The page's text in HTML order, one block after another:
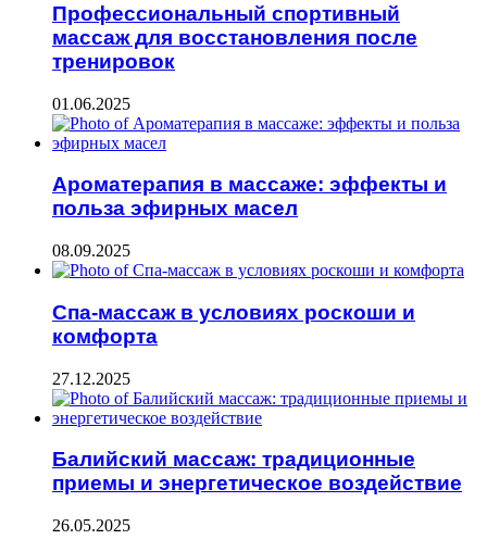
Профессиональный спортивный
массаж для восстановления после
тренировок
01.06.2025
Ароматерапия в массаже: эффекты и
польза эфирных масел
08.09.2025
Спа-массаж в условиях роскоши и
комфорта
27.12.2025
Балийский массаж: традиционные
приемы и энергетическое воздействие
26.05.2025